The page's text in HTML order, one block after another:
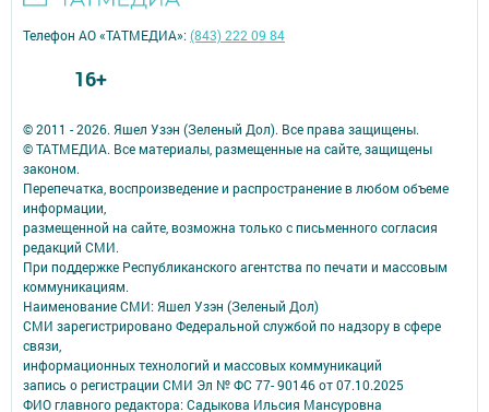
© 2011 - 2026. Яшел Узэн (Зеленый Дол). Все права защищены.
© ТАТМЕДИА. Все материалы, размещенные на сайте, защищены
законом.
Перепечатка, воспроизведение и распространение в любом объеме
информации,
размещенной на сайте, возможна только с письменного согласия
редакций СМИ.
При поддержке Республиканского агентства по печати и массовым
коммуникациям.
Наименование СМИ: Яшел Узэн (Зеленый Дол)
СМИ зарегистрировано Федеральной службой по надзору в сфере
связи,
информационных технологий и массовых коммуникаций
запись о регистрации СМИ Эл № ФС 77- 90146 от 07.10.2025
ФИО главного редактора: Садыкова Ильсия Мансуровна
Телефон АО «ТАТМЕДИА»:(843) 222 09 84
16+